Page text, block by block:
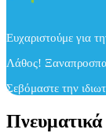
Ευχαριστούμε για
Λάθος!
Σεβόμαστε την